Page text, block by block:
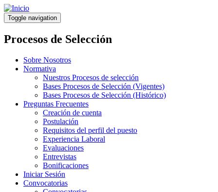
Pasar
al
contenido
principal
Toggle navigation
Procesos de Selección
Sobre Nosotros
Normativa
Nuestros Procesos de selección
Bases Procesos de Selección (Vigentes)
Bases Procesos de Selección (Histórico)
Preguntas Frecuentes
Creación de cuenta
Postulación
Requisitos del perfil del puesto
Experiencia Laboral
Evaluaciones
Entrevistas
Bonificaciones
Iniciar Sesión
Convocatorias